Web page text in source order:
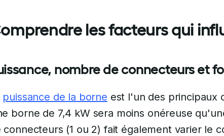
les facteurs qui
nombre de connecteurs et
puissance de la borne est l'un des principaux
borne de 7,4 kW sera moins onéreuse
connecteurs (1 ou 2) fait également varier le